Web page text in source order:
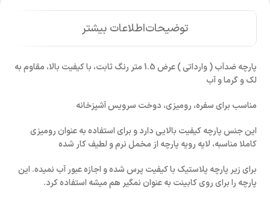
توضیحاتاطلاعات بیشتر
پارچه ضدآب ( وارداتی ) عرض 1.5 متر رنگ ثابت، با کیفیت بالا، مقاوم به
لک و گرما و آب
مناسب برای سفره، رومیزی، دوخت سرویس آشپزخانه
این جنس پارچه کیفیت بالایی دارد و برای استفاده به عنوان رومیزی
کاملا مناسبه، لایه رویه پارچه از مخمل نرم و لطیف کار شده
برای زیر پارچه پلاستیک با کیفیت پرس شده و اجازه عبور آب نمیده. این
پارچه را برای روی کابینت به عنوان نمگیر هم میشه استفاده کرد.